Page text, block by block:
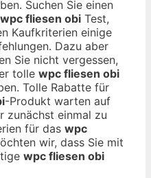
Suchen Sie einen
wpc fliesen obi Test,
Kaufkriterien einige
Dazu aber
Sie nicht vergessen,
tolle wpc fliesen obi
Tolle Rabatte für
-Produkt warten auf
zunächst einmal zu
für das wpc
wir, dass Sie mit
wpc fliesen obi